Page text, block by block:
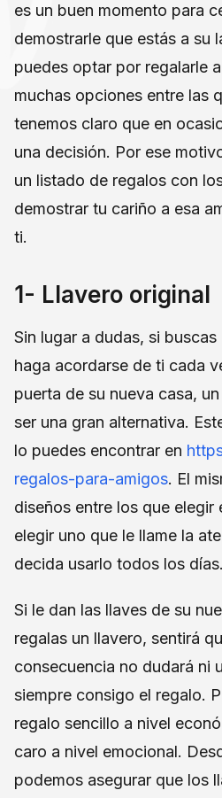
es un buen momento para
demostrarle que estás a su
puedes optar por regalarle
muchas opciones entre las
tenemos claro que en
una decisión. Por ese
un listado de regalos con
demostrar tu cariño a esa
ti.
1- Llavero original
Sin lugar a dudas, si
haga acordarse de ti cada
puerta de su nueva casa,
ser una gran alternativa.
lo puedes encontrar en
regalos-para-amigos. El
diseños entre los que elegir
elegir uno que le llame la
decida usarlo todos los días.
Si le dan las llaves de su
regalas un llavero, sentirá
consecuencia no dudará ni
siempre consigo el regalo.
regalo sencillo a nivel
caro a nivel emocional.
podemos asegurar que los